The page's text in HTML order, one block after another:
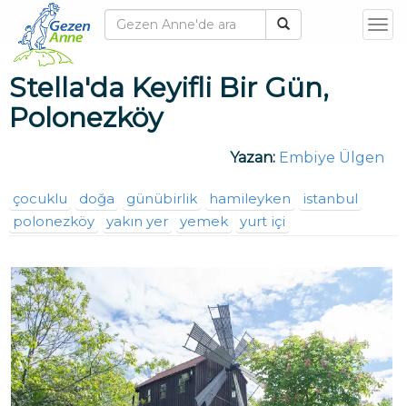
T
n
a
t
i
n
Stella'da Keyifli Bir Gün,
Polonezköy
Yazan: Embiye Ülgen
çocuklu doğa günübirlik hamileyken
istanbul
polonezköy
yakın yer yemek yurt içi